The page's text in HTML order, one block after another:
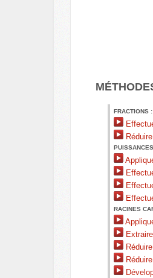
FRACTIONS :
RACINES